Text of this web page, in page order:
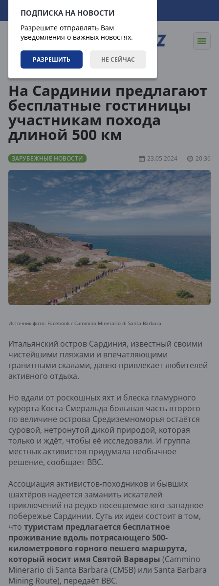
ПОДПИСКА НА НОВОСТИ
Разрешите отправлять Вам
уведомления о важных новостях.
РАЗРЕШИТЬ НЕ СЕЙЧАС
06.08.2026 12:22:13
На Сардинии предлагают
бесплатные гостиницы
участникам похода
длиной 500 км
ЗАРУБЕЖНЫЕ НОВОСТИ 23.05.2024 20:36
Источник фото: Facebook / Cammino Minerario di Santa Barbara.
Итальянский остров Сардиния, известный своими
чистейшими пляжами и впечатляющими
гранитными скалами, давно привлекает любителей
активного отдыха.
Но вдали от роскошных яхт и блеска гламурного
курорта Коста-Смеральда большая часть второго
по величине острова Средиземноморья остаётся
суровой, нетронутой дикой природой, которая
только и ждёт, чтобы её исследовали. И группа
местных активистов придумала необычное
решение, сообщает BBC.
Ассоциация активистов-походников и бывших
шахтёров надеется заманить искателей
приключений на редко посещаемое юго-западное
побережье Сардинии. Суть их идеи состоит в том,
что туристам предлагается бесплатное
проживание вдоль потрясающего 500-
километрового горного пешего маршрута,
который носит имя Святой Варвары (Cammino
Minerario di Santa Barbara (CMSB) или Santa Barbara
Mining Route), передаёт BBC.